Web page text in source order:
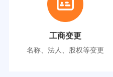
工商变更
名称、法人、股权等变更